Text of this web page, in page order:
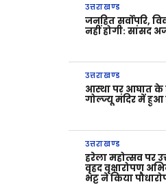
उत्तराखण्ड
जनहित सर्वोपरि,
नहीं होगी: सांसद
उत्तराखण्ड
आस्था पर आघात के
गोल्ज्यू मंदिर में हुआ
उत्तराखण्ड
हरेला महोत्सव पर
वृहद वृक्षारोपण
भट्ट ने किया